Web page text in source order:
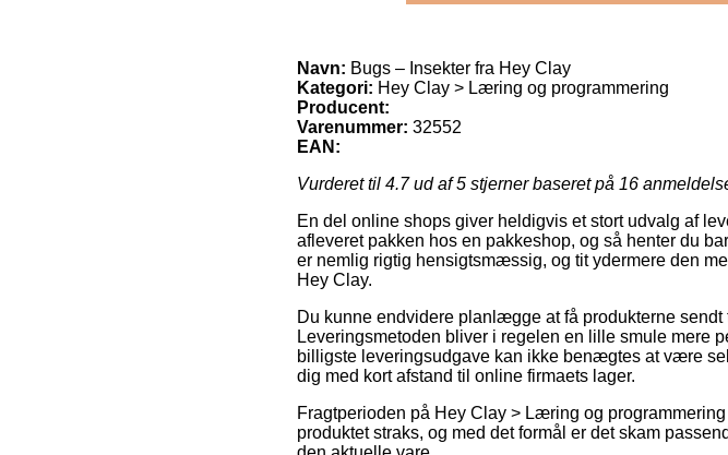
Navn: Bugs – Insekter fra Hey Clay
Kategori: Hey Clay > Læring og programmering
Producent:
Varenummer: 32552
EAN:
Vurderet til 4.7ud af 5 stjerner baseret på 16
En del online shops giver heldigvis et stort udvalg af
afleveret pakken hos en pakkeshop, og så henter du
er nemlig rigtig hensigtsmæssig, og tit ydermere den
Hey Clay.
Du kunne endvidere planlægge at få produkterne
Leveringsmetoden bliver i regelen en lille smule
billigste leveringsudgave kan ikke benægtes at være
dig med kort afstand til online firmaets lager.
Fragtperioden på Hey Clay > Læring og
produktet straks, og med det formål er det skam